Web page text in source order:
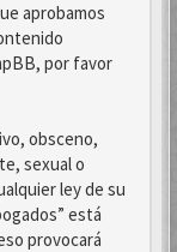
aprobamos
por favor
obsceno,
sexual o
ley de su
está
provocará